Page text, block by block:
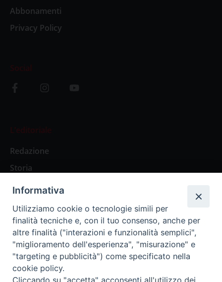
Abbonamenti
Privacy Policy
Social
L’editoriale
Redazione
Storia
Abbonamenti
Abbonamento Annuale Digitale
Abbonamento Annuale Cartaceo
Abbonamento Singola Copia Digitale
Informativa
Utilizziamo cookie o tecnologie simili per
finalità tecniche e, con il tuo consenso, anche per
altre finalità ("interazioni e funzionalità semplici",
"miglioramento dell'esperienza", "misurazione" e
"targeting e pubblicità") come specificato nella
cookie policy.